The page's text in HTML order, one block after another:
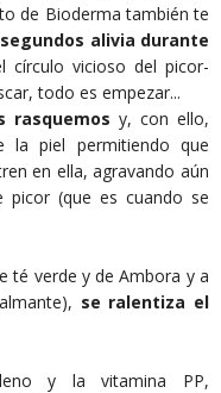
de Bioderma también te
segundos alivia durante
círculo vicioso del picor-
todo es empezar...
rasquemos y, con ello,
la piel permitiendo que
en ella, agravando aún
picor (que es cuando se
té verde y de Ambora y a
se ralentiza el
y la vitamina PP,